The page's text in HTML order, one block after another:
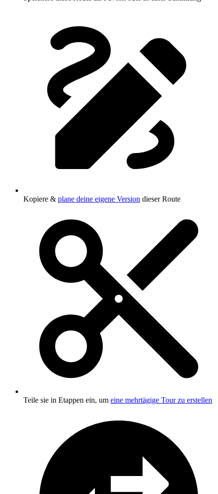
Kopiere & plane deine eigene Version dieser Route
Teile sie in Etappen ein, um eine mehrtägige Tour zu erstellen